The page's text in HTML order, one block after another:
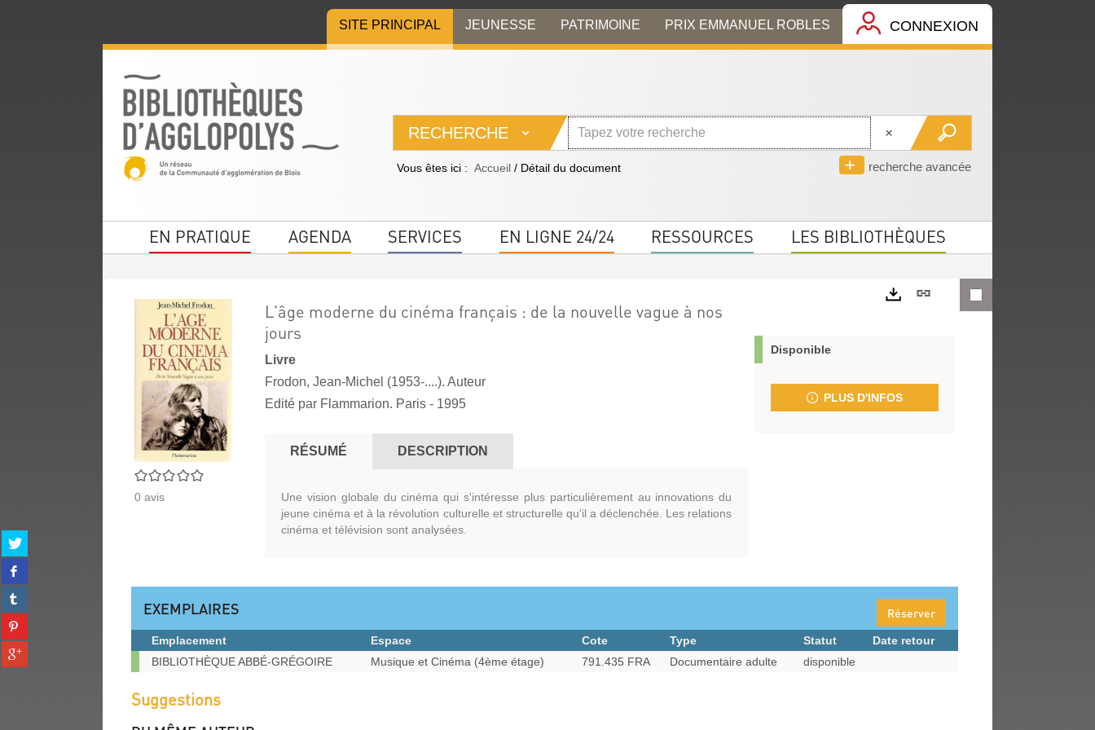
menu
contenu
la
SITE PRINCIPAL JEUNESSE PATRIMOINE PRIX EMMANUEL ROBLES CONNEXION
RECHERCHE
recherche avancée
Vous êtes ici : Accueil / Détail du document
EN PRATIQUE AGENDA SERVICES EN LIGNE 24/24 RESSOURCES LES BIBLIOTHÈQUES
Partager
sur
twitter
(Nouvelle
fenêtre)
Partager
sur
facebook
(Nouvelle
fenêtre)
Partager
sur
tumblr
(Nouvelle
fenêtre)
Partager
sur
pinterest
(Nouvelle
Partager
sur
0/5
0 avis
L'âge moderne du cinéma français : de la nouvelle vague à nos
jours
Livre
Frodon, Jean-Michel (1953-....). Auteur
Edité par Flammarion. Paris - 1995
RÉSUMÉ DESCRIPTION
Une vision globale du cinéma qui s'intéresse plus particulièrement au innovations du
jeune cinéma et à la révolution culturelle et structurelle qu'il a déclenchée. Les relations
cinéma et télévision sont analysées.
Lien
Disponible
PLUS D'INFOS
EXEMPLAIRES Réserver
Exemplaires
Emplacement Espace Cote Type Statut
Date retour
BIBLIOTHÈQUE ABBÉ-GRÉGOIRE
Musique et Cinéma (4ème étage) 791.435 FRA Documentaire adulte disponible
Suggestions